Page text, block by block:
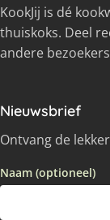
KookJij is dé
thuiskoks. Deel
andere
Nieuwsbrief
Ontvang de
Naam (optioneel)